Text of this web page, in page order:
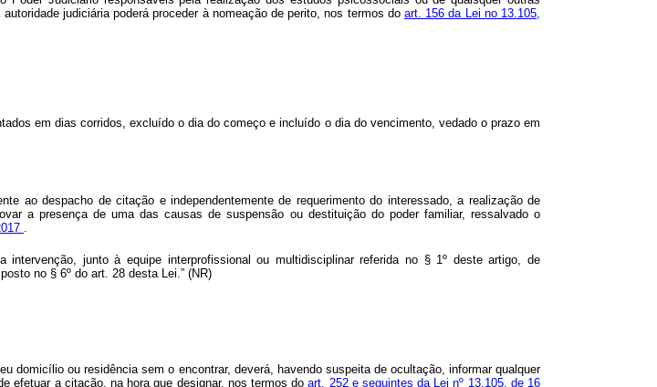
judiciária poderá proceder à nomeação de perito, nos termos do art. 156 da Lei no 13.105,
em dias corridos, excluído o dia do começo e incluído o dia do vencimento, vedado o prazo em
ao despacho de citação e independentemente de requerimento do interessado, a realização de
a presença de uma das causas de suspensão ou destituição do poder familiar, ressalvado o
.
junto à equipe interprofissional ou multidisciplinar referida no § 1º deste artigo, de
no § 6º do art. 28 desta Lei.” (NR)
domicílio ou residência sem o encontrar, deverá, havendo suspeita de ocultação, informar qualquer
efetuar a citação, na hora que designar, nos termos doart. 252 e seguintes da Lei nº 13.105, de 16